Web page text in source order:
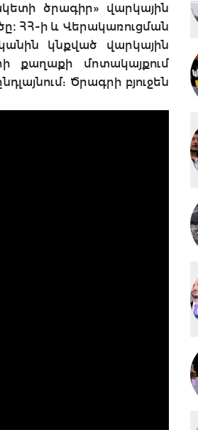
ծրագիր» վարկային
ՀՀ-ի և Վերակառուցման
կնքված վարկային
քաղաքի մոտակայքում
Ծրագրի բյուջեն